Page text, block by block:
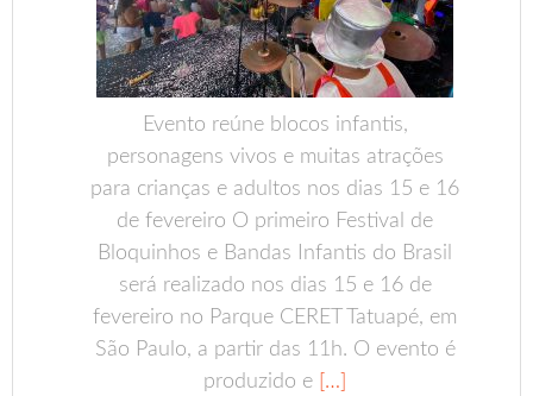
Evento reúne blocos infantis,
personagens vivos e muitas atrações
para crianças e adultos nos dias 15 e 16
de fevereiro O primeiro Festival de
Bloquinhos e Bandas Infantis do Brasil
será realizado nos dias 15 e 16 de
fevereiro no Parque CERET Tatuapé, em
São Paulo, a partir das 11h. O evento é
produzido e […]